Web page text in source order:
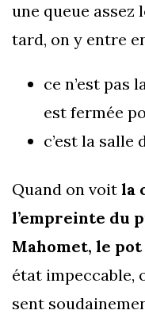
une queue assez
tard, on y entre
ce n’est pas
est fermée
c’est la salle
Quand on voit la
l’empreinte du
Mahomet, le pot
état impeccable,
sent